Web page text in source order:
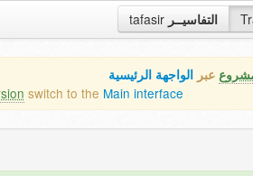
tafasir التفاسيــر
عبر الواجهة الرئيسية
switch to the Main interface